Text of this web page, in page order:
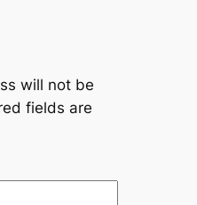
will not be
fields are